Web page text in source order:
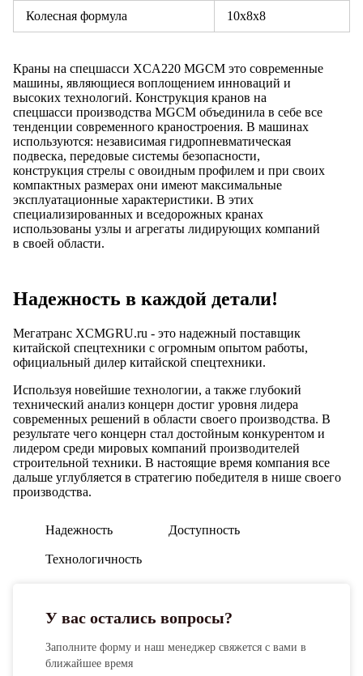
Колесная формула 10x8x8
Краны на спецшасси XCA220 MGCM это современные
машины, являющиеся воплощением инноваций и
высоких технологий. Конструкция кранов на
спецшасси производства MGCM объединила в себе все
тенденции современного краностроения. В машинах
используются: независимая гидропневматическая
подвеска, передовые системы безопасности,
конструкция стрелы с овоидным профилем и при своих
компактных размерах они имеют максимальные
эксплуатационные характеристики. В этих
специализированных и вседорожных кранах
использованы узлы и агрегаты лидирующих компаний
в своей области.
Надежность в каждой детали!
Мегатранс XCMGRU.ru - это надежный поставщик
китайской спецтехники с огромным опытом работы,
официальный дилер китайской спецтехники.
Используя новейшие технологии, а также глубокий
технический анализ концерн достиг уровня лидера
современных решений в области своего производства. В
результате чего концерн стал достойным конкурентом и
лидером среди мировых компаний производителей
строительной техники. В настоящие время компания все
дальше углубляется в стратегию победителя в нише своего
производства.
Надежность Доступность
Технологичность
У вас остались вопросы?
Заполните форму и наш менеджер свяжется с вами в
ближайшее время